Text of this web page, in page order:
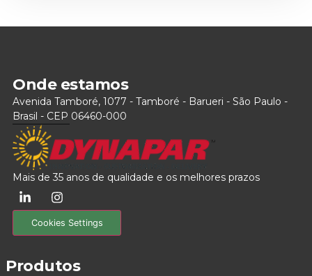
Onde estamos
Avenida Tamboré, 1077 - Tamboré - Barueri - São Paulo -
Brasil - CEP 06460-000
Mais de 35 anos de qualidade e os melhores prazos
Cookies Settings
Produtos